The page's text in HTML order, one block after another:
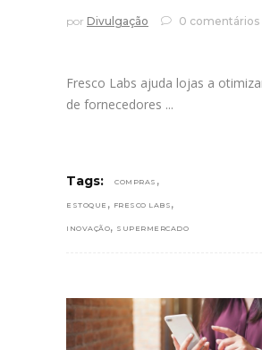
por Divulgação 0 comentários
Fresco Labs ajuda lojas a
de fornecedores
Tags: COMPRAS ,
ESTOQUE , FRESCO LABS ,
INOVAÇÃO, SUPERMERCADO